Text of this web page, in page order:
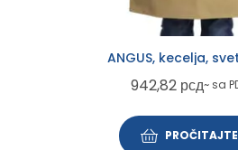
ANGUS, kecelja,
942,82 рсд~ sa